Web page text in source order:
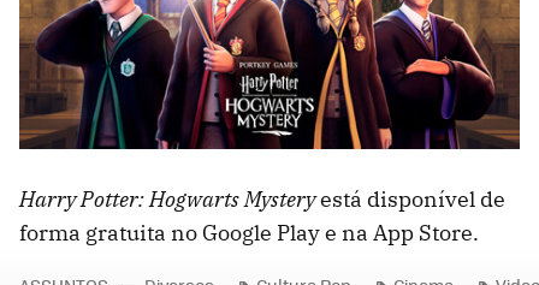
Harry Potter: Hogwarts Mysteryestá disponível de
forma gratuita no Google Play e na App Store.